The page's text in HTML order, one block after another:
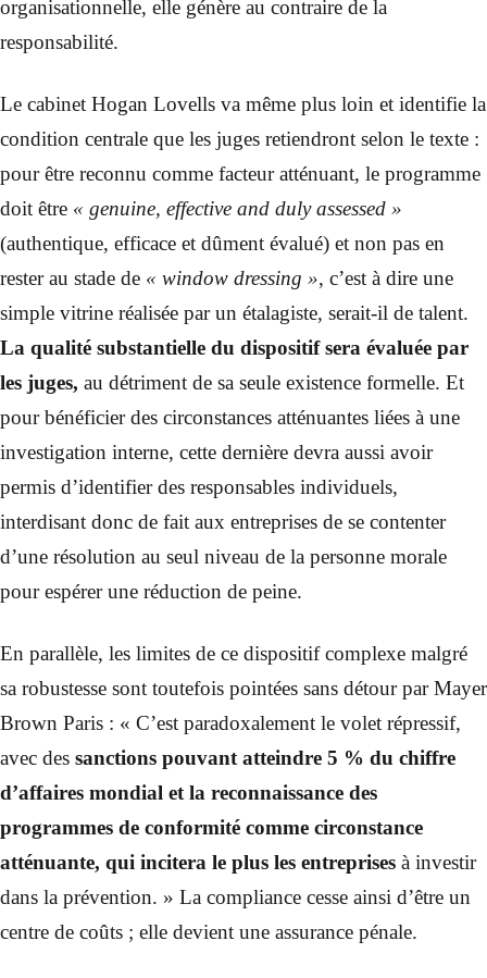
organisationnelle, elle génère au contraire de la
responsabilité.
Le cabinet Hogan Lovells va même plus loin et identifie la
condition centrale que les juges retiendront selon le texte :
pour être reconnu comme facteur atténuant, le programme
doit être « genuine, effective and duly assessed »
(authentique, efficace et dûment évalué) et non pas en
rester au stade de « window dressing », c’est à dire une
simple vitrine réalisée par un étalagiste, serait-il de talent.
La qualité substantielle du dispositif sera évaluée par
les juges, au détriment de sa seule existence formelle. Et
pour bénéficier des circonstances atténuantes liées à une
investigation interne, cette dernière devra aussi avoir
permis d’identifier des responsables individuels,
interdisant donc de fait aux entreprises de se contenter
d’une résolution au seul niveau de la personne morale
pour espérer une réduction de peine.
En parallèle, les limites de ce dispositif complexe malgré
sa robustesse sont toutefois pointées sans détour par Mayer
Brown Paris : « C’est paradoxalement le volet répressif,
avec des sanctions pouvant atteindre 5 % du chiffre
d’affaires mondial et la reconnaissance des
programmes de conformité comme circonstance
atténuante, qui incitera le plus les entreprises à investir
dans la prévention. » La compliance cesse ainsi d’être un
centre de coûts ; elle devient une assurance pénale.